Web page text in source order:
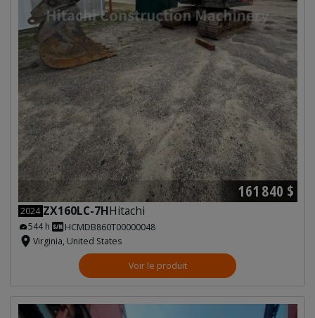
161 840 $
2024 ZX160LC-7HHitachi
544 h
HCMDB860T00000048
Virginia, United States
Voir le produit